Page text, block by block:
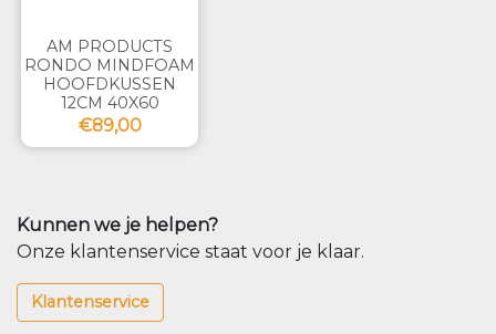
AM PRODUCTS
RONDO MINDFOAM
HOOFDKUSSEN
12CM 40X60
€89,00
Kunnen we je helpen?
Onze klantenservice staat voor je klaar.
Klantenservice